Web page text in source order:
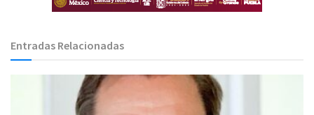
Entradas Relacionadas